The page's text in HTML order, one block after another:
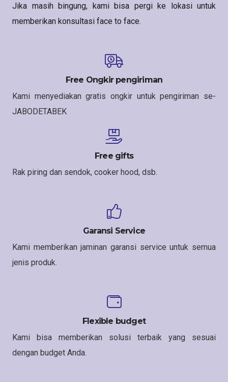
Jika masih bingung, kami bisa pergi ke lokasi untuk
memberikan konsultasi face to face.
Free Ongkir pengiriman
Kami menyediakan gratis ongkir untuk pengiriman se-
JABODETABEK
Free gifts
Rak piring dan sendok, cooker hood, dsb.
Garansi Service
Kami memberikan jaminan garansi service untuk semua
jenis produk.
Flexible budget
Kami bisa memberikan solusi terbaik yang sesuai
dengan budget Anda.